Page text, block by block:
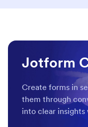
Jotform
Create forms in
them through
into clear